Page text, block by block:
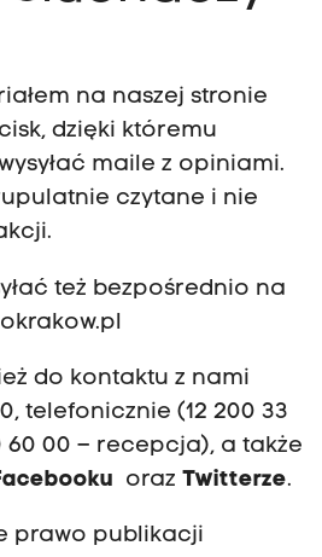
na naszej stronie
dzięki któremu
maile z opiniami.
czytane i nie
też bezpośrednio na
do kontaktu z nami
telefonicznie (12 200 33
60 00 – recepcja), a także
oraz Twitterze.
prawo publikacji